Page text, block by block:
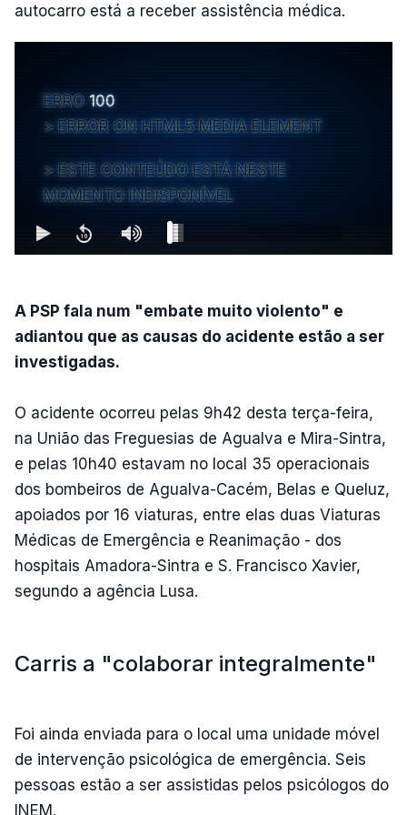
autocarro está a receber assistência médica.
ERRO 100
ERROR ON HTML5 MEDIA ELEMENT
ESTE CONTEÚDO ESTÁ NESTE
MOMENTO INDISPONÍVEL
A PSP fala num "embate muito violento" e
adiantou que as causas do acidente estão a ser
investigadas.
O acidente ocorreu pelas 9h42 desta terça-feira,
na União das Freguesias de Agualva e Mira-Sintra,
e pelas 10h40 estavam no local 35 operacionais
dos bombeiros de Agualva-Cacém, Belas e Queluz,
apoiados por 16 viaturas, entre elas duas Viaturas
Médicas de Emergência e Reanimação - dos
hospitais Amadora-Sintra e S. Francisco Xavier,
segundo a agência Lusa.
Carris a "colaborar integralmente"
Foi ainda enviada para o local uma unidade móvel
de intervenção psicológica de emergência. Seis
pessoas estão a ser assistidas pelos psicólogos do
INEM.